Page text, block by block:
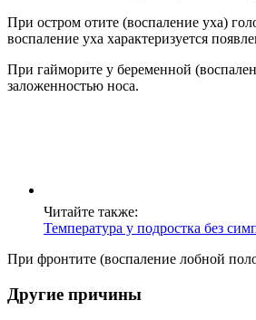
При остром отите (воспаление уха)
воспаление уха характеризуется
При гайморите у беременной
заложенностью носа.
Читайте также:
Температура у подростка без
При фронтите (воспаление лобной
Другие причины